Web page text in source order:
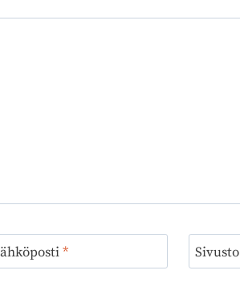
* Sivusto